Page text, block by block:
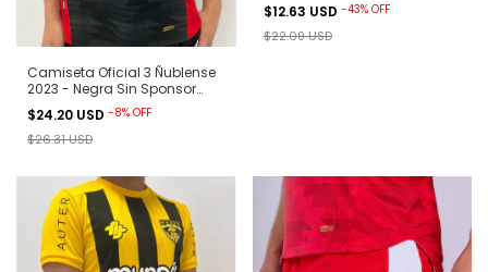
Camiseta Oficial 3 Ñublense
2023 - Negra Sin Sponsor
Betway
$24.20 USD -8% OFF
$26.31 USD
$12.63 USD -43% OFF
$22.09 USD